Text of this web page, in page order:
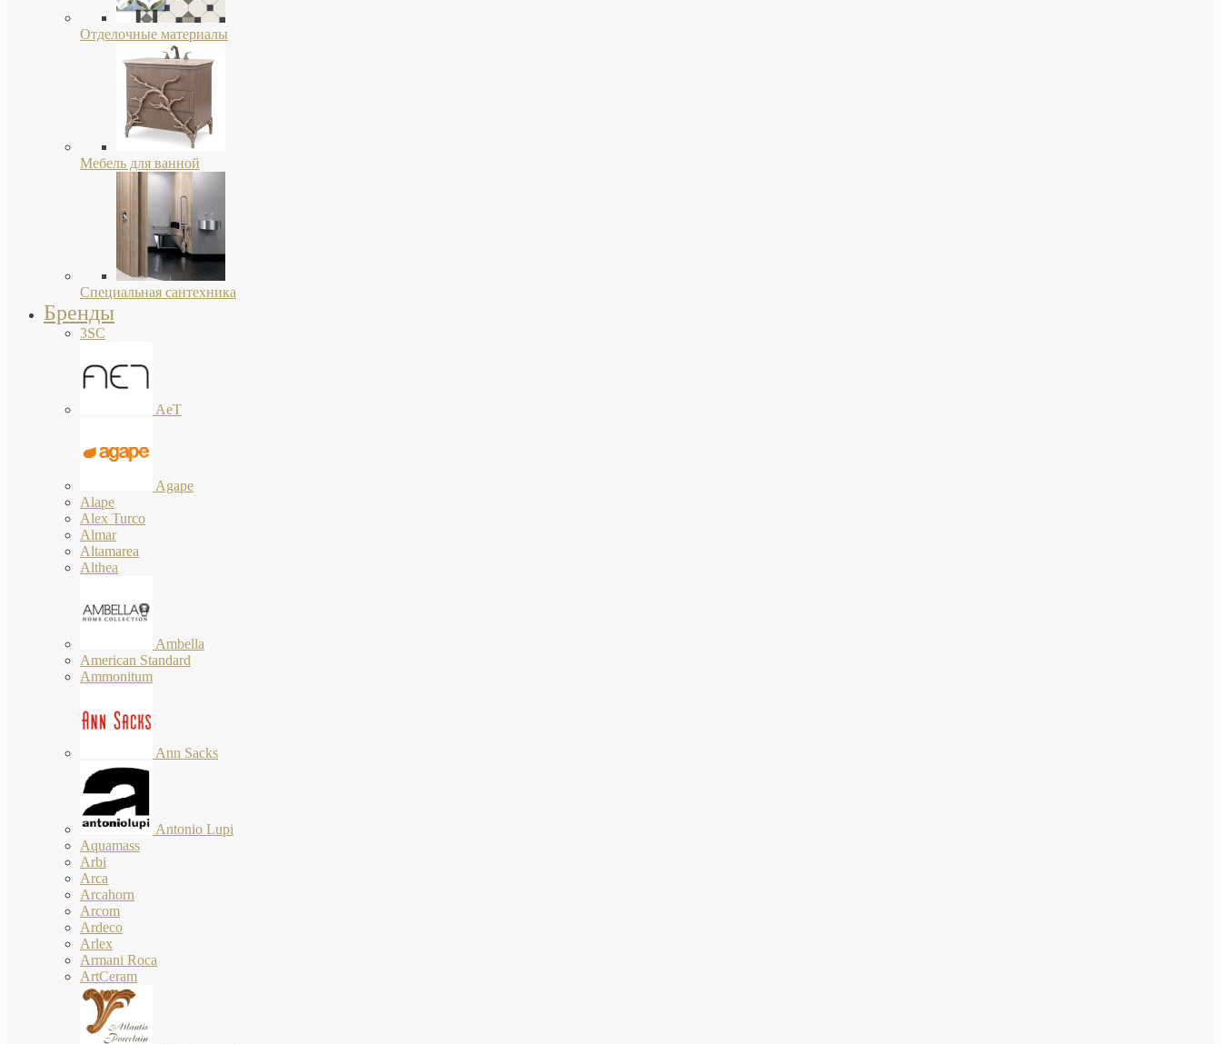
Отделочные материалы
Мебель для ванной
Специальная сантехника
Бренды
3SC
AeT
Agape
Alape
Alex Turco
Almar
Altamarea
Althea
Ambella
American Standard
Ammonitum
Ann Sacks
Antonio Lupi
Aquamass
Arbi
Arca
Arcahorn
Arcom
Ardeco
Arlex
Armani Roca
ArtCeram